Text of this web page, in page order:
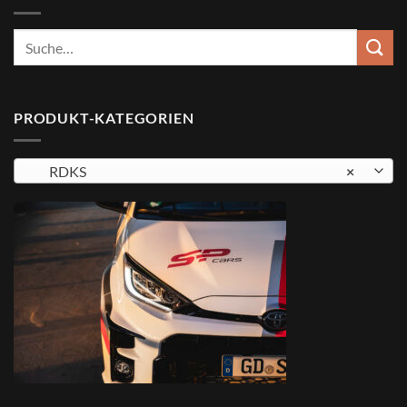
PRODUKT-KATEGORIEN
×
RDKS